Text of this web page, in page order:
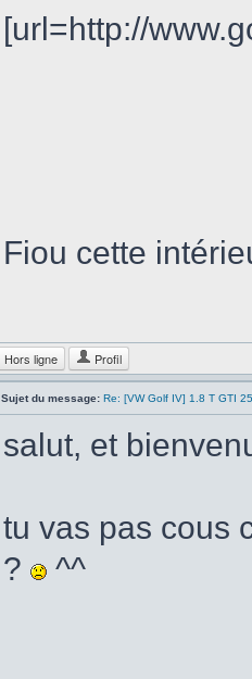
[url=http://
Fiou cette
Hors ligne Profil
Sujet du message: Re: [VW Golf IV] 1.8 T GTI
salut, et
tu vas pas cous
?
^^